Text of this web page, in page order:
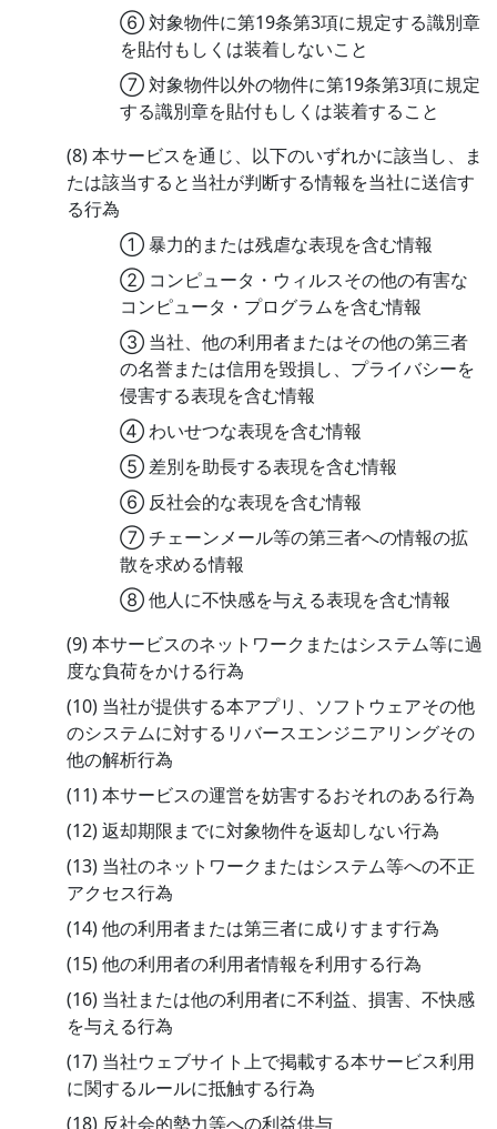
⑥ 対象物件に第19条第3項に規定する識別章
を貼付もしくは装着しないこと
⑦ 対象物件以外の物件に第19条第3項に規定
する識別章を貼付もしくは装着すること
(8) 本サービスを通じ、以下のいずれかに該当し、ま
たは該当すると当社が判断する情報を当社に送信す
る行為
① 暴力的または残虐な表現を含む情報
② コンピュータ・ウィルスその他の有害な
コンピュータ・プログラムを含む情報
③ 当社、他の利用者またはその他の第三者
の名誉または信用を毀損し、プライバシーを
侵害する表現を含む情報
④ わいせつな表現を含む情報
⑤ 差別を助長する表現を含む情報
⑥ 反社会的な表現を含む情報
⑦ チェーンメール等の第三者への情報の拡
散を求める情報
⑧ 他人に不快感を与える表現を含む情報
(9) 本サービスのネットワークまたはシステム等に過
度な負荷をかける行為
(10) 当社が提供する本アプリ、ソフトウェアその他
のシステムに対するリバースエンジニアリングその
他の解析行為
(11) 本サービスの運営を妨害するおそれのある行為
(12) 返却期限までに対象物件を返却しない行為
(13) 当社のネットワークまたはシステム等への不正
アクセス行為
(14) 他の利用者または第三者に成りすます行為
(15) 他の利用者の利用者情報を利用する行為
(16) 当社または他の利用者に不利益、損害、不快感
を与える行為
(17) 当社ウェブサイト上で掲載する本サービス利用
に関するルールに抵触する行為
(18) 反社会的勢力等への利益供与